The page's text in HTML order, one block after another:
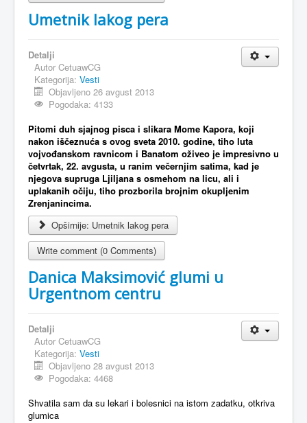
Umetnik lakog pera
Detalji
Autor CetuawCG
Kategorija: Vesti
Objavljeno 26 avgust 2013
Pogodaka: 4133
Pitomi duh sjajnog pisca i slikara Mome Kapora, koji
nakon iščeznuća s ovog sveta 2010. godine, tiho luta
vojvođanskom ravnicom i Banatom oživeo je impresivno u
četvrtak, 22. avgusta, u ranim večernjim satima, kad je
njegova supruga Ljiljana s osmehom na licu, ali i
uplakanih očiju, tiho prozborila brojnim okupljenim
Zrenjanincima.
Opširnije: Umetnik lakog pera
Write comment (0 Comments)
Danica Maksimović glumi u
Urgentnom centru
Detalji
Autor CetuawCG
Kategorija: Vesti
Objavljeno 28 avgust 2013
Pogodaka: 4468
Shvatila sam da su lekari i bolesnici na istom zadatku, otkriva
glumica